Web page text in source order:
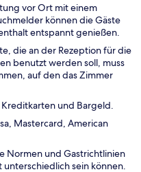
vor Ort mit einem
können die Gäste
entspannt genießen.
die an der Rezeption für die
benutzt werden soll, muss
auf den das Zimmer
und Bargeld.
Mastercard, American
Normen und Gastrichtlinien
sein können.